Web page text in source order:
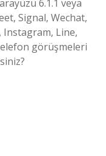
6.1.1 veya
Signal, Wechat,
Instagram, Line,
görüşmeleri